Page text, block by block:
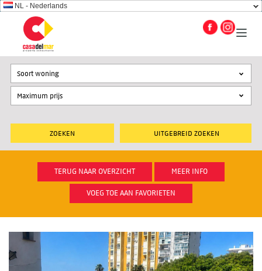
NL - Nederlands
UITGEBREID ZOEKEN
Soort woning
TERUG NAAR OVERZICHT MEER INFO
VOEG TOE AAN FAVORIETEN